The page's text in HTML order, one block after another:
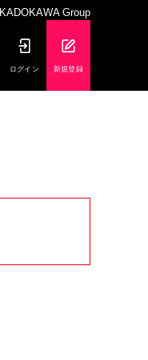
KADOKAWA Group
ログイン 新規登録